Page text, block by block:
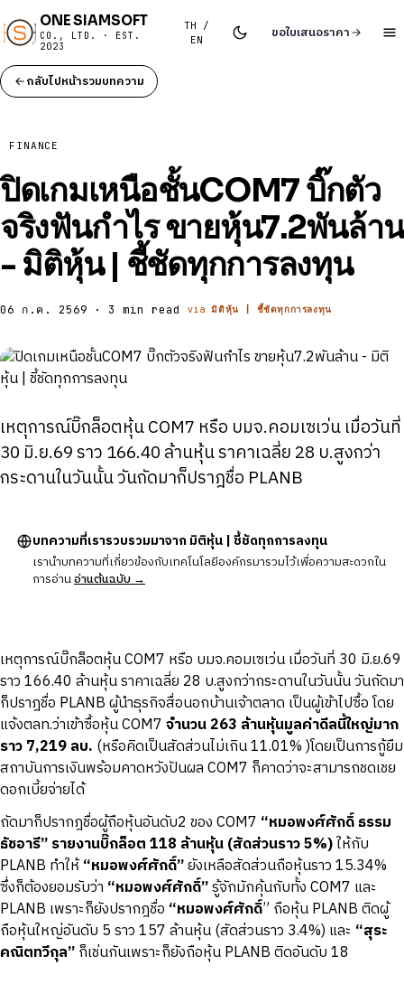
ONE SIAMSOFT
CO., LTD. · EST.
2023
TH /
EN
ขอใบเสนอราคา
กลับไปหน้ารวมบทความ
FINANCE
ปิดเกมเหนือชั้นCOM7 บิ๊กตัว
จริงฟันกำไร ขายหุ้น7.2พันล้าน
- มิติหุ้น | ชี้ชัดทุกการลงทุน
06 ก.ค. 2569 · 3 min read viaมิติหุ้น | ชี้ชัดทุกการลงทุน
เหตุการณ์บิ๊กล็อตหุ้น COM7 หรือ บมจ.คอมเซเว่น เมื่อวันที่
30 มิ.ย.69 ราว 166.40 ล้านหุ้น ราคาเฉลี่ย 28 บ.สูงกว่า
กระดานในวันนั้น วันถัดมาก็ปราฎชื่อ PLANB
บทความที่เรารวบรวมมาจาก มิติหุ้น | ชี้ชัดทุกการลงทุน
เรานำบทความที่เกี่ยวข้องกับเทคโนโลยีองค์กรมารวมไว้เพื่อความสะดวกใน
การอ่านอ่านต้นฉบับ →
เหตุการณ์บิ๊กล็อตหุ้น COM7 หรือ บมจ.คอมเซเว่น เมื่อวันที่ 30 มิ.ย.69
ราว 166.40 ล้านหุ้น ราคาเฉลี่ย 28 บ.สูงกว่ากระดานในวันนั้น วันถัดมา
ก็ปราฎชื่อ PLANB ผู้นำธุรกิจสื่อนอกบ้านเจ้าตลาด เป็นผู้เข้าไปซื้อ โดย
แจ้งตลท.ว่าเข้าซื้อหุ้น COM7จำนวน263 ล้านหุ้นมูลค่าดีลนี้ใหญ่มาก
ราว7,219ลบ. (หรือคิดเป็นสัดส่วนไม่เกิน 11.01% )โดยเป็นการกู้ยืม
สถาบันการเงินพร้อมคาดหวังปันผล COM7 ก็คาดว่าจะสามารถชดเชย
ดอกเบี้ยจ่ายได้
ถัดมาก็ปรากฎชื่อผู้ถือหุ้นอันดับ2 ของ COM7 “หมอพงศ์ศักดิ์ ธรรม
ธัชอารี” รายงานบิ๊กล็อต118 ล้านหุ้น (สัดส่วนราว5%)ให้กับ
PLANB ทำให้“หมอพงศ์ศักดิ์”ยังเหลือสัดส่วนถือหุ้นราว 15.34%
ซึ่งก็ต้องยอมรับว่า “หมอพงศ์ศักดิ์”รู้จักมักคุ้นกับทั้ง COM7 และ
PLANB เพราะก็ยังปรากฎชื่อ “หมอพงศ์ศักดิ์” ถือหุ้น PLANB ติดผู้
ถือหุ้นใหญ่อันดับ 5 ราว 157 ล้านหุ้น (สัดส่วนราว 3.4%) และ “สุระ
คณิตทวีกุล”ก็เช่นกันเพราะก็ยังถือหุ้น PLANB ติดอันดับ 18